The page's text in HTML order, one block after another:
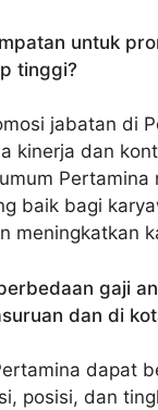
untuk
tinggi?
jabatan di
kinerja dan
Pertamina
baik bagi
meningkatkan
gaji
dan di
dapat
posisi, dan